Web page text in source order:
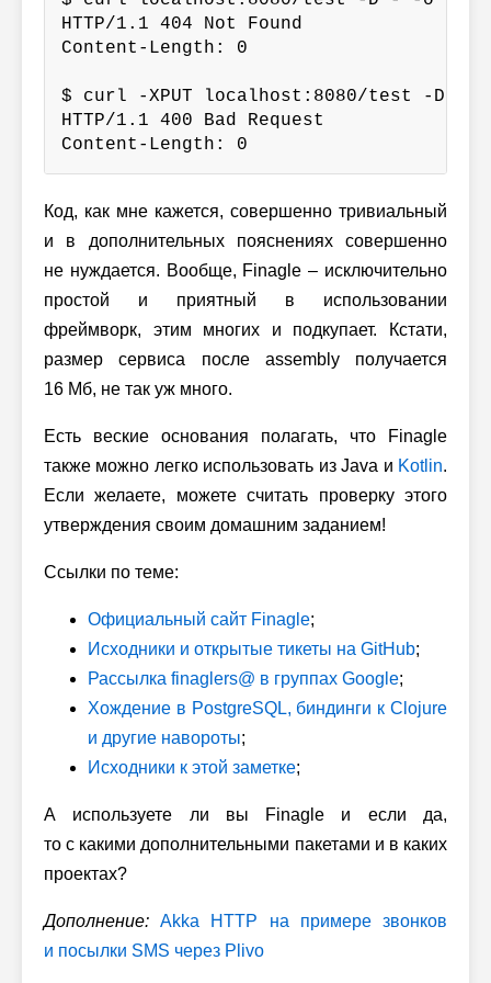
HTTP/1.1 404 Not Found
Content-Length: 0
$ curl -XPUT localhost:8080/test -D -
HTTP/1.1 400 Bad Request
Content-Length: 0
Код, как мне кажется, совершенно тривиальный
и в дополнительных пояснениях совершенно
не нуждается. Вообще, Finagle – исключительно
простой и приятный в использовании
фреймворк, этим многих и подкупает. Кстати,
размер сервиса после assembly получается
16 Мб, не так уж много.
Есть веские основания полагать, что Finagle
также можно легко использовать из Java и Kotlin.
Если желаете, можете считать проверку этого
утверждения своим домашним заданием!
Ссылки по теме:
Официальный сайт Finagle;
Исходники и открытые тикеты на GitHub;
Рассылка finaglers@ в группах Google;
Хождение в PostgreSQL, биндинги к Clojure
и другие навороты;
Исходники к этой заметке;
А используете ли вы Finagle и если да,
то с какими дополнительными пакетами и в каких
проектах?
Дополнение:
Akka HTTP на примере звонков
и посылки SMS через Plivo